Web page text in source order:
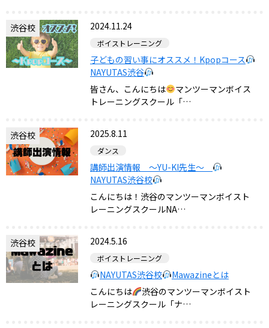
渋谷校 2024.11.24
ボイストレーニング
子どもの習い事にオススメ！Kpopコース
NAYUTAS渋谷
皆さん、こんにちは
マンツーマンボイス
トレーニングスクール「…
渋谷校 2025.8.11
ダンス
講師出演情報 〜YU-KI先生〜
NAYUTAS渋谷校
こんにちは！渋谷のマンツーマンボイスト
レーニングスクールNA…
渋谷校 2024.5.16
ボイストレーニング
NAYUTAS渋谷校
Mawazineとは
こんにちは
渋谷のマンツーマンボイスト
レーニングスクール「ナ…